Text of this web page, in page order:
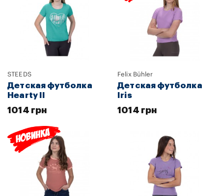
STEEDS
Детская футболка
Hearty II
1014 грн
Felix Bühler
Детская футболка
Iris
1014 грн